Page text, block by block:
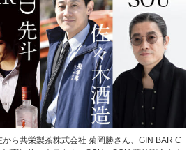
から共栄製茶株式会社 菊岡勝さん、GIN BAR C